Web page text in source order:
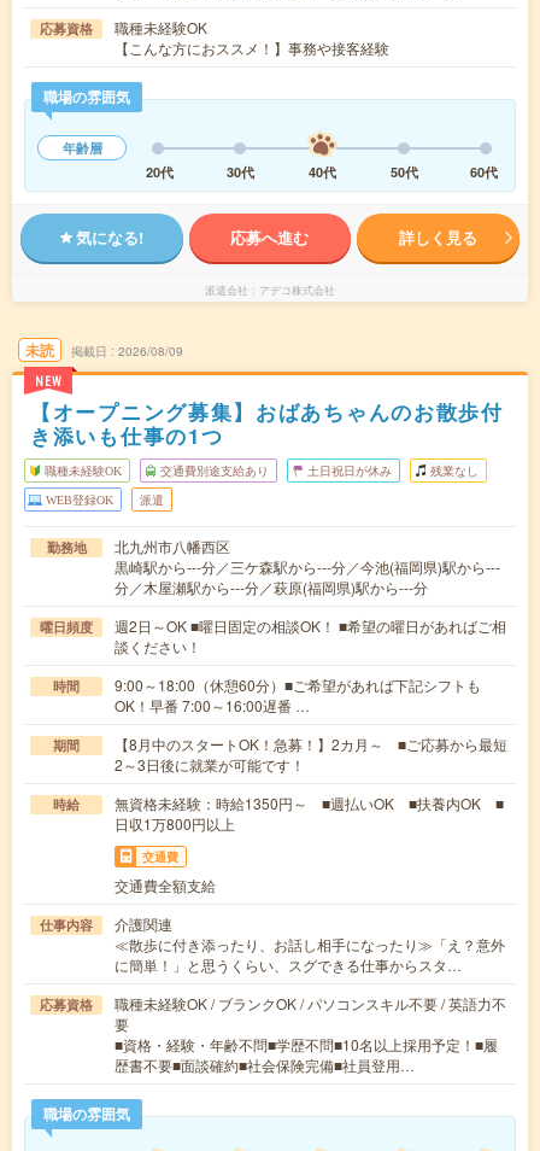
応募資格
職種未経験OK
【こんな方におススメ！】事務や接客経験
職場の雰囲気
年齢層
20代
30代 40代 50代 60代
気になる! 応募へ進む 詳しく見る
派遣会社 アデコ株式会社
未読
NEW
掲載日 2026/08/09
【オープニング募集】おばあちゃんのお散歩付
き添いも仕事の1つ
職種未経験OK 交通費別途支給あり 土日祝日が休み 残業なし
WEB登録OK 派遣
勤務地
北九州市八幡西区
黒崎駅から---分／三ケ森駅から---分／今池(福岡県)駅から---
分／木屋瀬駅から---分／萩原(福岡県)駅から---分
曜日頻度
週2日～OK ■曜日固定の相談OK！ ■希望の曜日があればご相
談ください！
時間
9:00～18:00（休憩60分）■ご希望があれば下記シフトも
OK！早番 7:00～16:00遅番 …
期間
【8月中のスタートOK！急募！】2カ月～ ■ご応募から最短
2～3日後に就業が可能です！
時給
無資格未経験：時給1350円～ ■週払いOK ■扶養内OK ■
日収1万800円以上
交通費
交通費全額支給
仕事内容
介護関連
≪散歩に付き添ったり、お話し相手になったり≫「え？意外
に簡単！」と思うくらい、スグできる仕事からスタ…
応募資格
職種未経験OK / ブランクOK / パソコンスキル不要 / 英語力不
要
■資格・経験・年齢不問■学歴不問■10名以上採用予定！■履
歴書不要■面談確約■社会保険完備■社員登用…
職場の雰囲気